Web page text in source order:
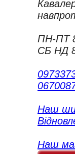
ПН-ПТ
СБ НД
Наш
Наш